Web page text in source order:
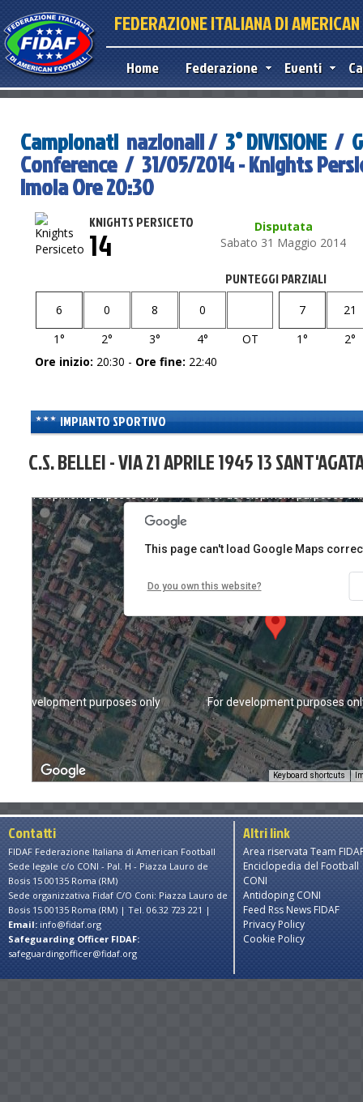
FEDERAZIONE ITALIANA DI
Home Federazione Eventi
Campionati nazionali / 3° DIVISIONE/
Conference / 31/05/2014 - Knights
Imola Ore 20:30
KNIGHTS PERSICETO
Disputata
Sabato 31 Maggio 2014
14
PUNTEGGI PARZIALI
6 0 8
0
1°
2° 3° 4° OT
7
21
1°
2°
Ore inizio: 20:30 - Ore fine: 22:40
IMPIANTO SPORTIVO
C.S. BELLEI - VIA 21 APRILE 1945 13
For development purposes
For development purposes
For development purposes only
For development purposes only
Keyboard shortcuts
This page can't load Google Maps
Do you own this website?
Contatti
FIDAF Federazione Italiana di American Football
Sede legale c/o CONI - Pal. H - Piazza Lauro de
Bosis 15 00135 Roma (RM)
Sede organizzativa Fidaf C/O Coni: Piazza Lauro de
Bosis 15 00135 Roma (RM) | Tel. 06.32 723 221 |
Email: info@fidaf.org
Safeguarding Officer FIDAF:
safeguardingofficer@fidaf.org
Altri link
Area riservata Team
Enciclopedia del Football
CONI
Antidoping CONI
Feed Rss News FIDAF
Privacy Policy
Cookie Policy